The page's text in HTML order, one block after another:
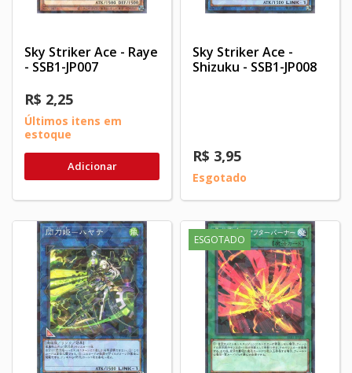
Sky Striker Ace - Raye
- SSB1-JP007
R$ 2,25
Últimos itens em
estoque
Adicionar
Sky Striker Ace -
Shizuku - SSB1-JP008
R$ 3,95
Esgotado
ESGOTADO